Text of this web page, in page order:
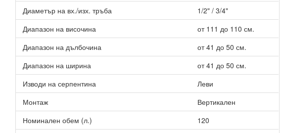
Диаметър на вх./изх. тръба
1/2" / 3/4"
Диапазон на височина
от 111 до 110 см.
Диапазон на дълбочина
от 41 до 50 см.
Диапазон на ширина
от 41 до 50 см.
Изводи на серпентина
Леви
Монтаж
Вертикален
Номинален обем (л.)
120